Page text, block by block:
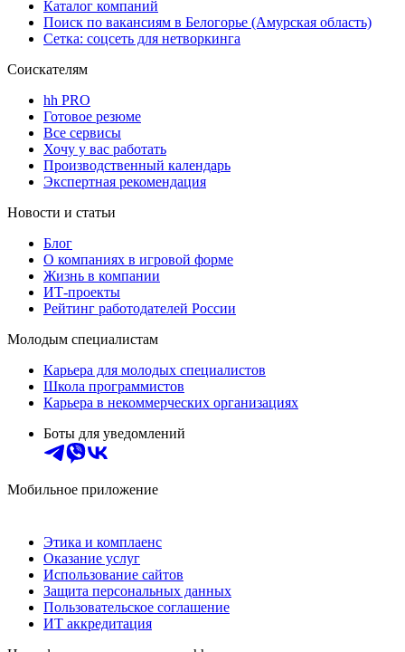
Каталог компаний
Поиск по вакансиям в Белогорье (Амурская область)
Сетка: соцсеть для нетворкинга
Соискателям
hh PRO
Готовое резюме
Все сервисы
Хочу у вас работать
Производственный календарь
Экспертная рекомендация
Новости и статьи
Блог
О компаниях в игровой форме
Жизнь в компании
ИТ-проекты
Рейтинг работодателей России
Молодым специалистам
Карьера для молодых специалистов
Школа программистов
Карьера в некоммерческих организациях
Боты для уведомлений
Мобильное приложение
Этика и комплаенс
Оказание услуг
Использование сайтов
Защита персональных данных
Пользовательское соглашение
ИТ аккредитация